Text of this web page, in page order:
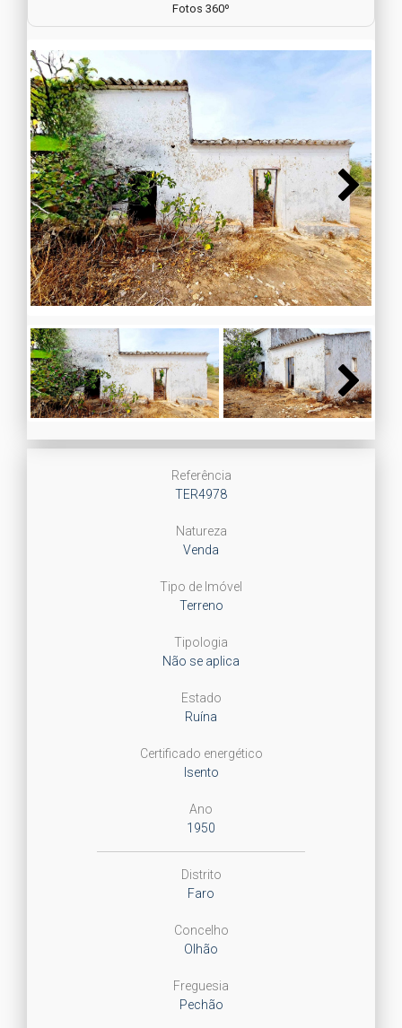
Fotos 360º
Next
Next
Referência
TER4978
Natureza
Venda
Tipo de Imóvel
Terreno
Tipologia
Não se aplica
Estado
Ruína
Certificado energético
Isento
Ano
1950
Distrito
Faro
Concelho
Olhão
Freguesia
Pechão